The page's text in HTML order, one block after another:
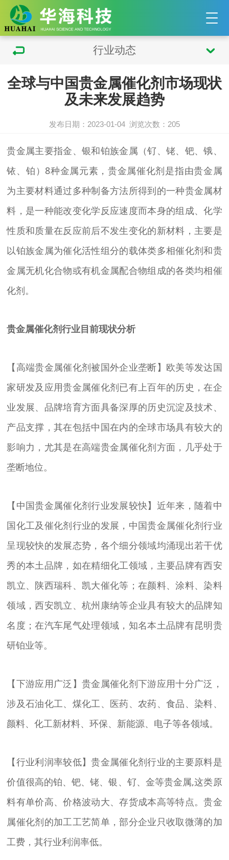
行业动态
全球与中国贵金属催化剂市场现状
及未来发展趋势
发布日期：2023-01-04 浏览次数： 205
贵金属主要指金、银和铂族金属（钌、铑、钯、锇、
铱、铂）8种金属元素，贵金属催化剂是指由贵金属
为主要材料通过多种制备方法所得到的一种贵金属材
料，是一种能改变化学反应速度而本身的组成、化学
性质和质量在反应前后不发生变化的新材料，主要是
以铂族金属为催化活性组分的载体类多相催化剂和贵
金属无机化合物或有机金属配合物组成的各类均相催
化剂。
贵金属催化剂行业目前现状分析
【高端贵金属催化剂被国外企业垄断】欧美等发达国
家研发及应用贵金属催化剂已有上百年的历史，在企
业发展、品牌培育方面具备深厚的历史沉淀及技术、
产品支撑，其在包括中国在内的全球市场具有较大的
影响力，尤其是在高端贵金属催化剂方面，几乎处于
垄断地位。
【中国贵金属催化剂行业发展较快】近年来，随着中
国化工及催化剂行业的发展，中国贵金属催化剂行业
呈现较快的发展态势，各个细分领域均涌现出若干优
秀的本土品牌，如在精细化工领域，主要品牌有西安
凯立、陕西瑞科、凯大催化等；在颜料、涂料、染料
领域，西安凯立、杭州康纳等企业具有较大的品牌知
名度；在汽车尾气处理领域，知名本土品牌有昆明贵
研铂业等。
【下游应用广泛】贵金属催化剂下游应用十分广泛，
涉及石油化工、煤化工、医药、农药、食品、染料、
颜料、化工新材料、环保、新能源、电子等各领域。
【行业利润率较低】贵金属催化剂行业的主要原料是
价值很高的铂、钯、铑、银、钌、金等贵金属,这类原
料有单价高、价格波动大、存货成本高等特点。贵金
属催化剂的加工工艺简单，部分企业只收取微薄的加
工费，其行业利润率低。